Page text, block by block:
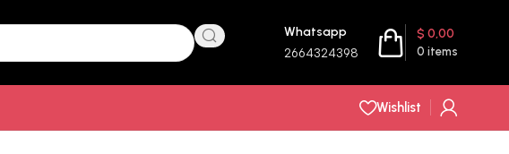
Whatsapp
2664324398 0 items
$ 0,00
Wishlist